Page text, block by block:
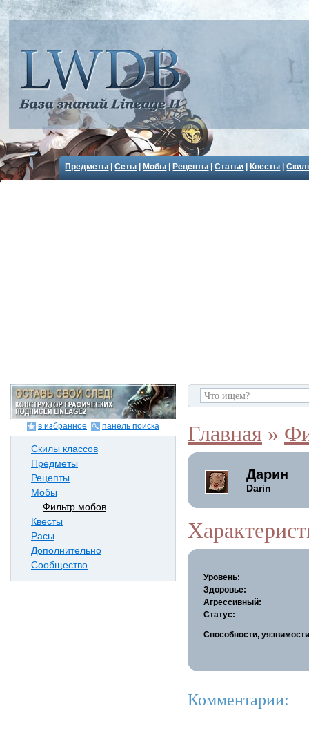
Предметы |Сеты Мобы Рецепты |Статьи Квесты |
в избранное панель поиска
Скилы классов
Предметы
Рецепты
Мобы
Фильтр мобов
Квесты
Расы
Дополнительно
Сообщество
Главная »
Дарин
Darin
Уровень:
Здоровье:
Агрессивный:
Статус:
Способности,
Комментарии: